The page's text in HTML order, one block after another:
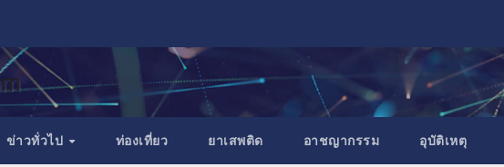
ข่าวทั่วไป ท่องเที่ยว ยาเสพติด อาชญากรรม อุบัติเหตุ